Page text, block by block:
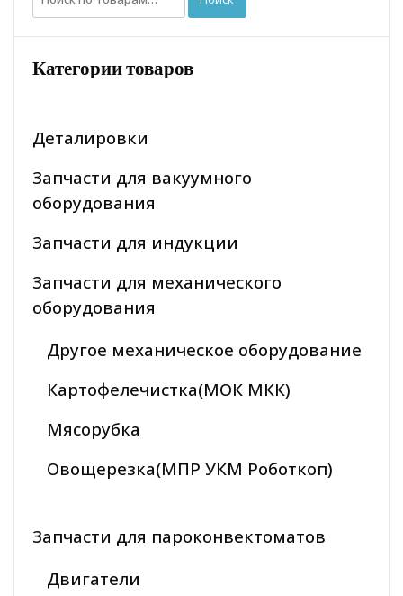
Категории товаров
Деталировки
Запчасти для вакуумного
оборудования
Запчасти для индукции
Запчасти для механического
оборудования
Другое механическое оборудование
Картофелечистка(МОК МКК)
Мясорубка
Овощерезка(МПР УКМ Роботкоп)
Запчасти для пароконвектоматов
Двигатели